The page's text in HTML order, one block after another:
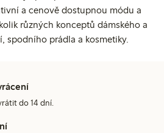
a cenově dostupnou módu a
různých konceptů dámského a
spodního prádla a kosmetiky.
do 14 dní.